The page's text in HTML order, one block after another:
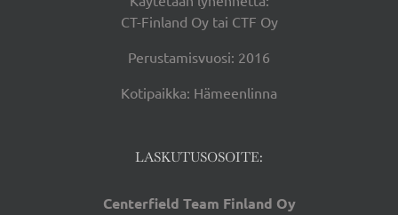
CT-Finland Oy tai CTF Oy
Perustamisvuosi: 2016
Kotipaikka: Hämeenlinna
LASKUTUSOSOITE:
Centerfield Team Finland Oy